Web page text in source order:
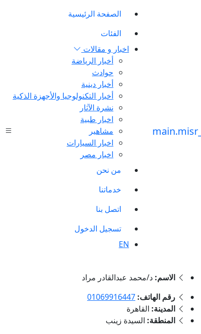
الصفحة الرئيسية
الفئات
اخبار و مقالات
أخبار الرياضة
حوادث
أخبار دينية
أخبار التكنولوجيا والأجهزة الذكية
نشرة الآثار
اخبار طبية
مشاهير
اخبار السيارات
اخبار مصر
من نحن
خدماتنا
اتصل بنا
تسجيل الدخول
EN
الاسم: د/محمد عبدالقادر مراد
رقم الهاتف: 01069916447
المدينة: القاهرة
المنطقة: السيدة زينب